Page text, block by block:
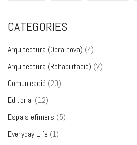
CATEGORIES
Arquitectura (Obra nova) (4)
Arquitectura (Rehabilitació) (7)
Comunicació (20)
Editorial (12)
Espais efímers (5)
Everyday Life (1)